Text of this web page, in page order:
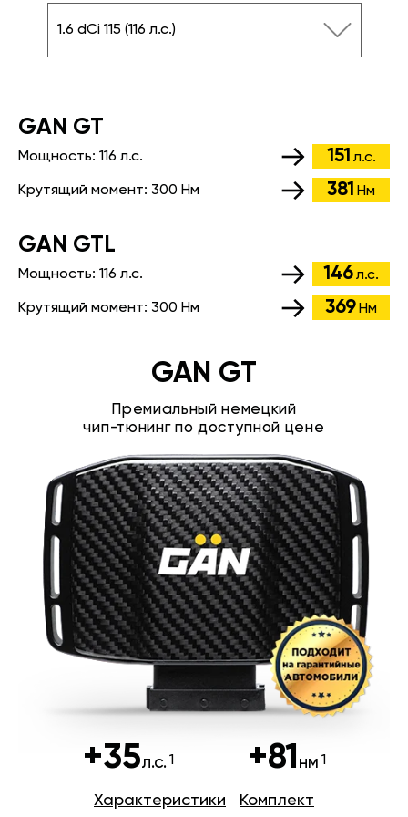
1.6 dCi 115 (116 л.с.)
GАN GT
Мощность: 116 л.с. 151 л.с.
Крутящий момент: 300 Нм 381 Нм
GАN GTL
Мощность: 116 л.с. 146л.с.
Крутящий момент: 300 Нм 369 Нм
GAN GT
Премиальный немецкий
чип-тюнинг по доступной цене
+35л.с. +81 нм
Характеристики Комплект